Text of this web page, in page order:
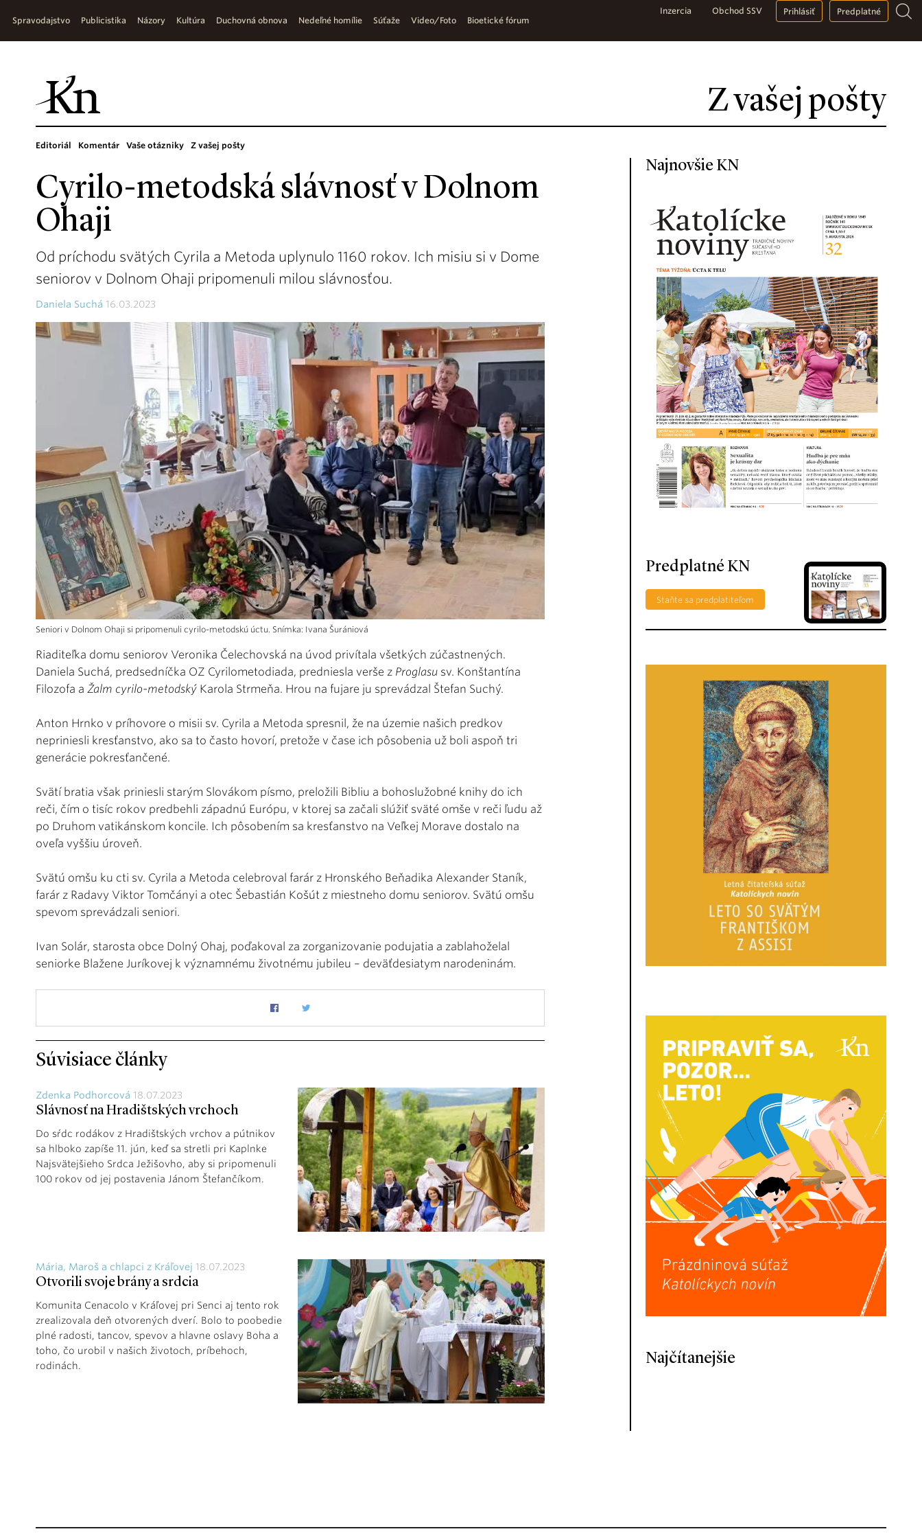
Z vašej pošty
Spravodajstvo Publicistika Názory Kultúra Duchovná obnova Nedeľné homílie Súťaže Video/Foto Bioetické fórum
Inzercia Obchod SSV Prihlásiť Predplatné
Editoriál Komentár Vaše otázniky Z vašej pošty
Cyrilo-metodská slávnosť v Dolnom
Ohaji
Od príchodu svätých Cyrila a Metoda uplynulo 1160 rokov. Ich misiu si v Dome
seniorov v Dolnom Ohaji pripomenuli milou slávnosťou.
Daniela Suchá 16.03.2023
Seniori v Dolnom Ohaji si pripomenuli cyrilo-metodskú úctu. Snímka: Ivana Šurániová
Riaditeľka domu seniorov Veronika Čelechovská na úvod privítala všetkých zúčastnených.
Daniela Suchá, predsedníčka OZ Cyrilometodiada, predniesla verše z Proglasu sv. Konštantína
Filozofa a Žalm cyrilo-metodský Karola Strmeňa. Hrou na fujare ju sprevádzal Štefan Suchý.
Anton Hrnko v príhovore o misii sv. Cyrila a Metoda spresnil, že na územie našich predkov
nepriniesli kresťanstvo, ako sa to často hovorí, pretože v čase ich pôsobenia už boli aspoň tri
generácie pokresťančené.
Svätí bratia však priniesli starým Slovákom písmo, preložili Bibliu a bohoslužobné knihy do ich
reči, čím o tisíc rokov predbehli západnú Európu, v ktorej sa začali slúžiť sväté omše v reči ľudu až
po Druhom vatikánskom koncile. Ich pôsobením sa kresťanstvo na Veľkej Morave dostalo na
oveľa vyššiu úroveň.
Svätú omšu ku cti sv. Cyrila a Metoda celebroval farár z Hronského Beňadika Alexander Staník,
farár z Radavy Viktor Tomčányi a otec Šebastián Košút z miestneho domu seniorov. Svätú omšu
spevom sprevádzali seniori.
Ivan Solár, starosta obce Dolný Ohaj, poďakoval za zorganizovanie podujatia a zablahoželal
seniorke Blažene Juríkovej k významnému životnému jubileu – deväťdesiatym narodeninám.
Súvisiace články
Zdenka Podhorcová 18.07.2023
Slávnosť na Hradištských vrchoch
Do sŕdc rodákov z Hradištských vrchov a pútnikov
sa hlboko zapíše 11. jún, keď sa stretli pri Kaplnke
Najsvätejšieho Srdca Ježišovho, aby si pripomenuli
100 rokov od jej postavenia Jánom Štefančíkom.
Mária, Maroš a chlapci z Kráľovej 18.07.2023
Otvorili svoje brány a srdcia
Komunita Cenacolo v Kráľovej pri Senci aj tento rok
zrealizovala deň otvorených dverí. Bolo to poobedie
plné radosti, tancov, spevov a hlavne oslavy Boha a
toho, čo urobil v našich životoch, príbehoch,
rodinách.
Najnovšie KN
Predplatné KN
Staňte sa predplatiteľom
Najčítanejšie